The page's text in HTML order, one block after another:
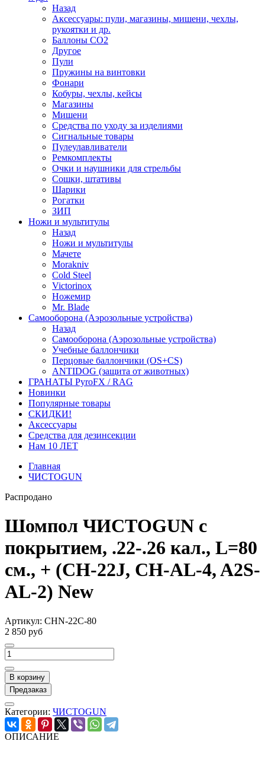
Назад
Аксессуары: пули, магазины, мишени, чехлы,
рукоятки и др.
Баллоны CO2
Другое
Пули
Пружины на винтовки
Фонари
Кобуры, чехлы, кейсы
Магазины
Мишени
Средства по уходу за изделиями
Сигнальные товары
Пулеулавливатели
Ремкомплекты
Очки и наушники для стрельбы
Сошки, штативы
Шарики
Рогатки
ЗИП
Ножи и мультитулы
Назад
Ножи и мультитулы
Мачете
Morakniv
Cold Steel
Victorinox
Ножемир
Mr. Blade
Самооборона (Аэрозольные устройства)
Назад
Самооборона (Аэрозольные устройства)
Учебные баллончики
Перцовые баллончики (OS+CS)
ANTIDOG (защита от животных)
ГРАНАТЫ PyroFX / RAG
Новинки
Популярные товары
СКИДКИ!
Аксессуары
Средства для дезинсекции
Нам 10 ЛЕТ
Главная
ЧИСТОGUN
Распродано
Шомпол ЧИСТОGUN с
покрытием, .22-.26 кал., L=80
см., + (CH-22J, CH-AL-4, A2S-
AL-2) New
Артикул: CHN-22C-80
2 850 руб
В корзину
Предзаказ
Категории: ЧИСТОGUN
ОПИСАНИЕ